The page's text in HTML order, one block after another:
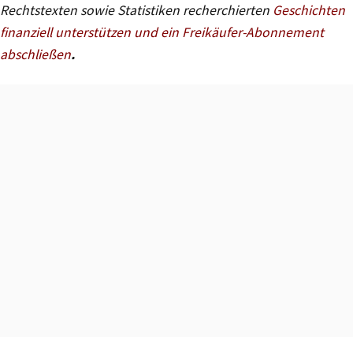
Rechtstexten sowie Statistiken recherchierten Geschichten
finanziell unterstützen und ein Freikäufer-Abonnement
abschließen.